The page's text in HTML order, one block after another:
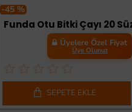
-45 %
Funda Otu Bitki Çayı 20
Üyelere Özel Fiyat
Üye Olunuz
SEPETE EKLE